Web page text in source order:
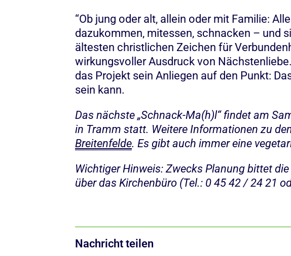
“Ob jung oder alt, allein oder mit Familie:
dazukommen, mitessen, schnacken – und
ältesten christlichen Zeichen für
wirkungsvoller Ausdruck von
das Projekt sein Anliegen auf den Punkt:
sein kann.
Das nächste „Schnack-Ma(h)l“ findet am
in Tramm statt. Weitere Informationen zu
Breitenfelde. Es gibt auch immer eine
Wichtiger Hinweis: Zwecks Planung bittet
über das Kirchenbüro (Tel.: 0 45 42 / 24 21
Nachricht teilen